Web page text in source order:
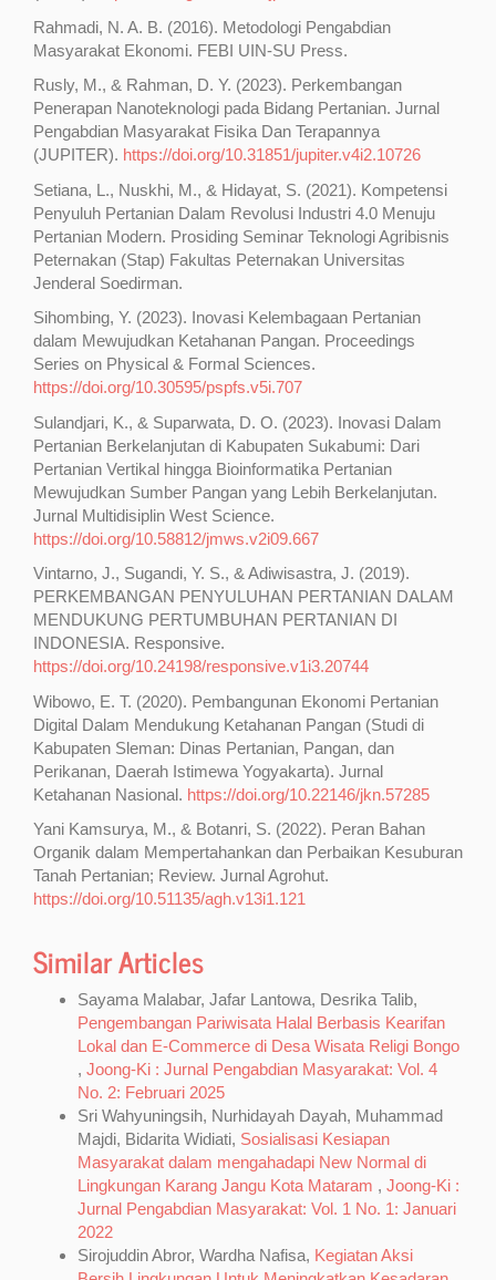
Rahmadi, N. A. B. (2016). Metodologi Pengabdian
Masyarakat Ekonomi. FEBI UIN-SU Press.
Rusly, M., & Rahman, D. Y. (2023). Perkembangan
Penerapan Nanoteknologi pada Bidang Pertanian. Jurnal
Pengabdian Masyarakat Fisika Dan Terapannya
(JUPITER). https://doi.org/10.31851/jupiter.v4i2.10726
Setiana, L., Nuskhi, M., & Hidayat, S. (2021). Kompetensi
Penyuluh Pertanian Dalam Revolusi Industri 4.0 Menuju
Pertanian Modern. Prosiding Seminar Teknologi Agribisnis
Peternakan (Stap) Fakultas Peternakan Universitas
Jenderal Soedirman.
Sihombing, Y. (2023). Inovasi Kelembagaan Pertanian
dalam Mewujudkan Ketahanan Pangan. Proceedings
Series on Physical & Formal Sciences.
https://doi.org/10.30595/pspfs.v5i.707
Sulandjari, K., & Suparwata, D. O. (2023). Inovasi Dalam
Pertanian Berkelanjutan di Kabupaten Sukabumi: Dari
Pertanian Vertikal hingga Bioinformatika Pertanian
Mewujudkan Sumber Pangan yang Lebih Berkelanjutan.
Jurnal Multidisiplin West Science.
https://doi.org/10.58812/jmws.v2i09.667
Vintarno, J., Sugandi, Y. S., & Adiwisastra, J. (2019).
PERKEMBANGAN PENYULUHAN PERTANIAN DALAM
MENDUKUNG PERTUMBUHAN PERTANIAN DI
INDONESIA. Responsive.
https://doi.org/10.24198/responsive.v1i3.20744
Wibowo, E. T. (2020). Pembangunan Ekonomi Pertanian
Digital Dalam Mendukung Ketahanan Pangan (Studi di
Kabupaten Sleman: Dinas Pertanian, Pangan, dan
Perikanan, Daerah Istimewa Yogyakarta). Jurnal
Ketahanan Nasional. https://doi.org/10.22146/jkn.57285
Yani Kamsurya, M., & Botanri, S. (2022). Peran Bahan
Organik dalam Mempertahankan dan Perbaikan Kesuburan
Tanah Pertanian; Review. Jurnal Agrohut.
https://doi.org/10.51135/agh.v13i1.121
Similar Articles
Sayama Malabar, Jafar Lantowa, Desrika Talib,
Pengembangan Pariwisata Halal Berbasis Kearifan
Lokal dan E-Commerce di Desa Wisata Religi Bongo
, Joong-Ki : Jurnal Pengabdian Masyarakat: Vol. 4
No. 2: Februari 2025
Sri Wahyuningsih, Nurhidayah Dayah, Muhammad
Majdi, Bidarita Widiati, Sosialisasi Kesiapan
Masyarakat dalam mengahadapi New Normal di
Lingkungan Karang Jangu Kota Mataram , Joong-Ki :
Jurnal Pengabdian Masyarakat: Vol. 1 No. 1: Januari
2022
Sirojuddin Abror, Wardha Nafisa, Kegiatan Aksi